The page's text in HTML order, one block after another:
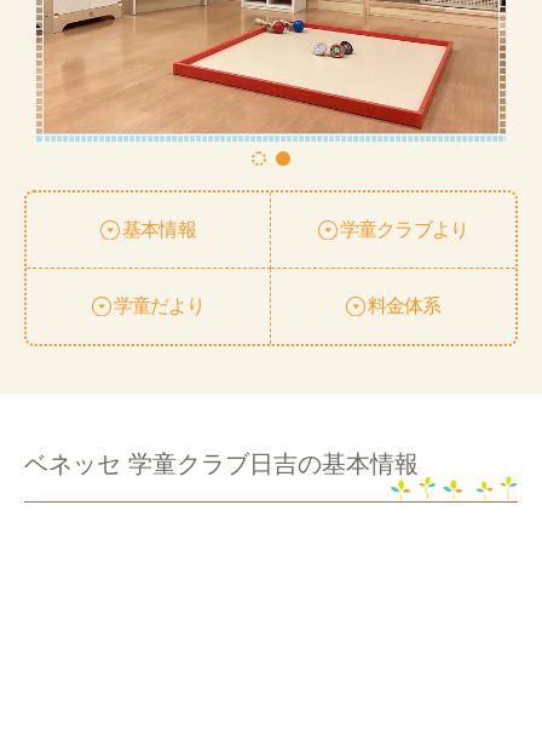
基本情報 学童クラブより
学童だより 料金体系
ベネッセ 学童クラブ日吉の基本情報